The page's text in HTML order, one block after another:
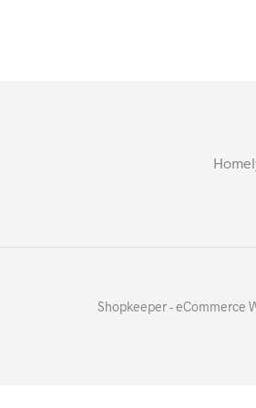
Shopkeeper - eCommerce